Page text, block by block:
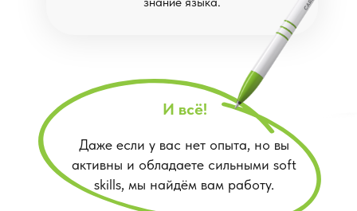
И всё!
Даже если у вас нет опыта, но вы
активны и обладаете сильными soft
skills, мы найдём вам работу.